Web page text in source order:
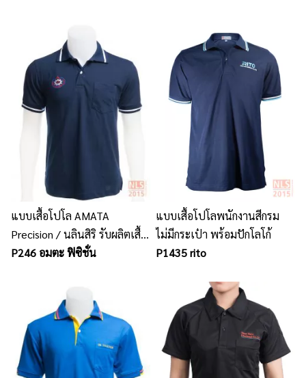
แบบเสื้อโปโล AMATA
Precision / นลินสิริ รับผลิตเสื้อ
โปโลทุกแบบ พร้อมปักโลโก้
P246 อมตะ ฟิซิชั่น
แบบเสื้อโปโลพนักงานสีกรม
ไม่มีกระเป๋า พร้อมปักโลโก้
P1435 rito